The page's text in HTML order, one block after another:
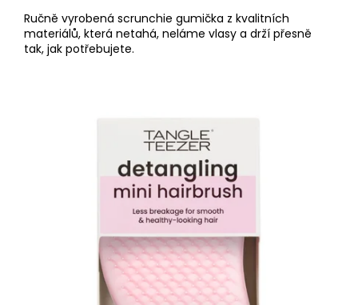
Ručně vyrobená scrunchie gumička z kvalitních
materiálů, která netahá, neláme vlasy a drží přesně
tak, jak potřebujete.